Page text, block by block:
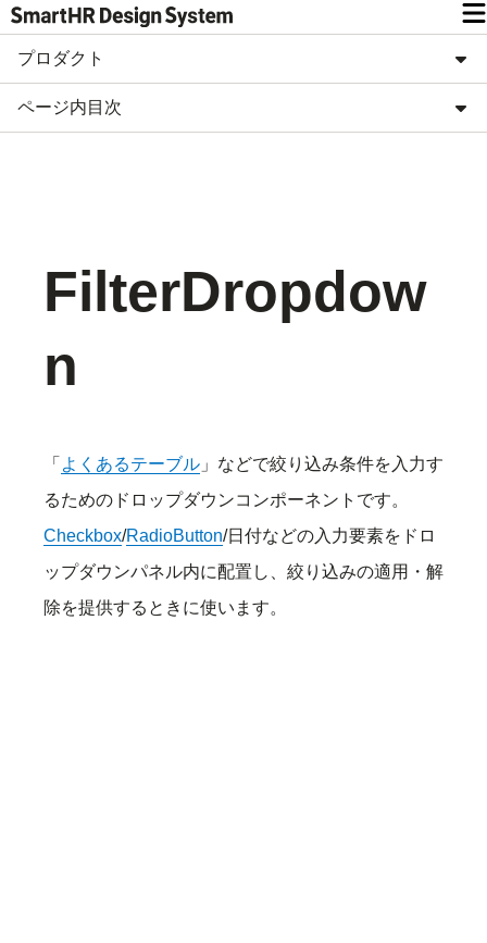
プロダクト
ページ内目次
FilterDropdow
n
「 よくあるテーブル 」などで絞り込み条件を入力す
るためのドロップダウンコンポーネントです。
Checkbox/RadioButton/日付などの入力要素をドロ
ップダウンパネル内に配置し、絞り込みの適用・解
除を提供するときに使います。